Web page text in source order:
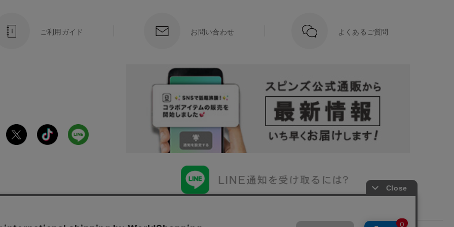
ご利用ガイド お問い合わせ よくあるご質問